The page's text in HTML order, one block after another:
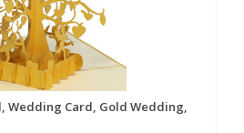
Wedding Card, Gold Wedding,